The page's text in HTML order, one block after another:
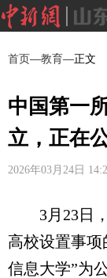
首页—教育—正文
中国第一
立，正在
2026年03月24日
3月23日，
高校设置事
信息大学”为